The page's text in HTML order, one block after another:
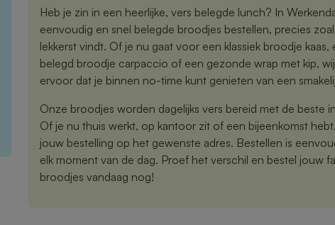
Heb je zin in een heerlijke, vers belegde lunch? In
eenvoudig en snel belegde broodjes bestellen, precies
lekkerst vindt. Of je nu gaat voor een klassiek broodje kaas,
belegd broodje carpaccio of een gezonde wrap met kip,
ervoor dat je binnen no-time kunt genieten van een
Onze broodjes worden dagelijks vers bereid met de beste
Of je nu thuis werkt, op kantoor zit of een bijeenkomst
jouw bestelling op het gewenste adres. Bestellen is
elk moment van de dag. Proef het verschil en bestel jouw
broodjes vandaag nog!